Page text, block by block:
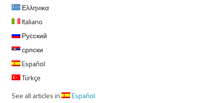
Ελληνικα
Italiano
Русский
српски
Español
Türkçe
See all articles in
Español